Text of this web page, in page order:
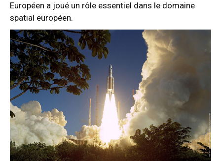
Européen a joué un rôle essentiel dans le domaine
spatial européen.